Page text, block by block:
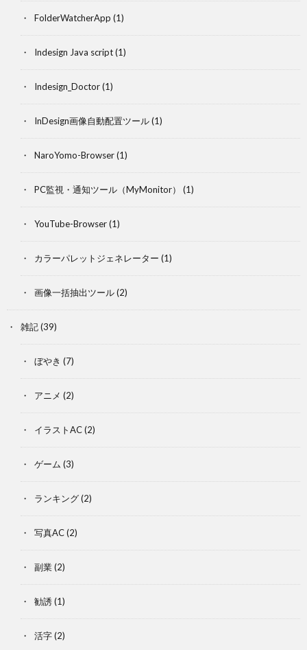
FolderWatcherApp (1)
Indesign Java script(1)
Indesign_Doctor(1)
InDesign画像自動配置ツール(1)
NaroYomo-Browser(1)
PC監視・通知ツール（MyMonitor） (1)
YouTube-Browser(1)
カラーパレットジェネレーター (1)
画像一括抽出ツール(2)
雑記(39)
ぼやき (7)
アニメ (2)
イラストAC(2)
ゲーム (3)
ランキング(2)
写真AC(2)
副業(2)
勧誘(1)
活字(2)